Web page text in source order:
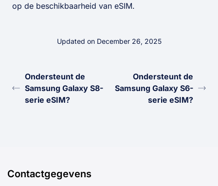
op de beschikbaarheid van eSIM.
Updated on December 26, 2025
Ondersteunt de
Samsung Galaxy S8-
serie eSIM?
Ondersteunt de
Samsung Galaxy S6-
serie eSIM?
Contactgegevens